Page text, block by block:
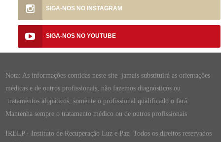
SIGA-NOS NO
SIGA-NOS NO
Nota: As informações contidas neste site jamais substituirá as orientações
médicas e de outros profissionais, não fazemos diagnósticos ou
tratamentos alopáticos, somente o profissional qualificado o fará.
Mantenha sempre o tratamento médico ou de outros profissionais
IRELP - Instituto de Recuperação Luz e Paz. Todos os direitos reservados